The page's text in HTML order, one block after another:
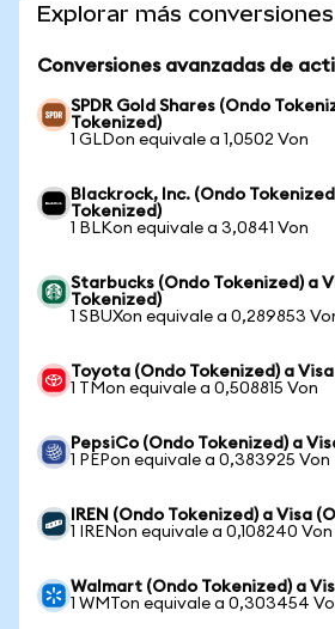
Explorar más conversiones
Conversiones avanzadas de
SPDR Gold Shares (Ondo
Tokenized)
1 GLDon equivale a 1,0502 Von
Blackrock, Inc. (Ondo
Tokenized)
1 BLKon equivale a 3,0841 Von
Starbucks (Ondo Tokenized) a
Tokenized)
1 SBUXon equivale a 0,289853
Toyota (Ondo Tokenized) a
1 TMon equivale a 0,508815 Von
PepsiCo (Ondo Tokenized) a
1 PEPon equivale a 0,383925 Von
IREN (Ondo Tokenized) a Visa
1 IRENon equivale a 0,108240 Von
Walmart (Ondo Tokenized) a
1 WMTon equivale a 0,303454